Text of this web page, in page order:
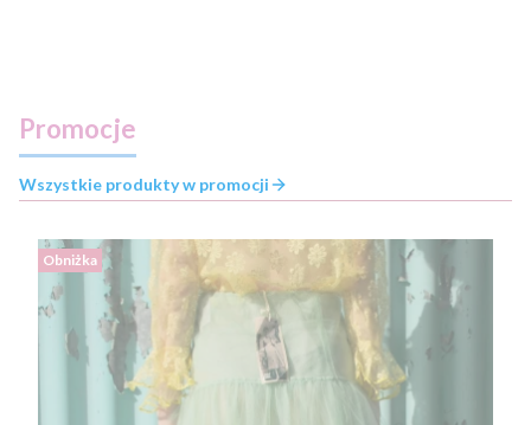
Promocje
Wszystkie produkty w promocji
Obniżka